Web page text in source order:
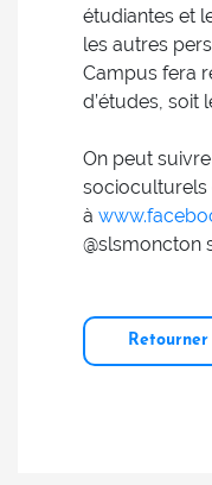
étudiantes et
les autres
Campus fera
d’études, soit
On peut
socioculturels
à
@slsmoncton